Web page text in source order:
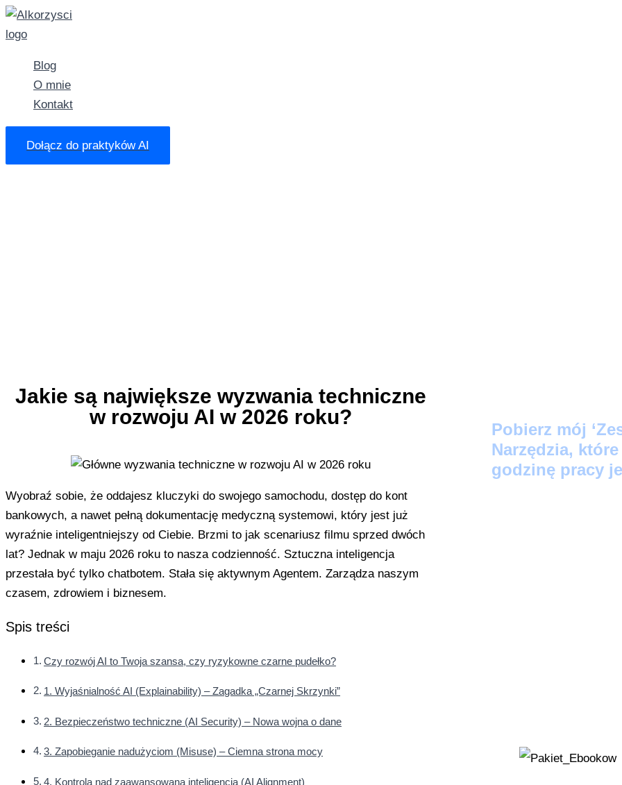
Przejdź
do
Blog
O mnie
Kontakt
Dołącz do praktyków AI
Jakie są największe wyzwania techniczne
w rozwoju AI w 2026 roku?
Wyobraź sobie, że oddajesz kluczyki do swojego samochodu, dostęp do kont
bankowych, a nawet pełną dokumentację medyczną systemowi, który jest już
wyraźnie inteligentniejszy od Ciebie. Brzmi to jak scenariusz filmu sprzed dwóch
lat? Jednak w maju 2026 roku to nasza codzienność. Sztuczna inteligencja
przestała być tylko chatbotem. Stała się aktywnym Agentem. Zarządza naszym
czasem, zdrowiem i biznesem.
Spis treści
Czy rozwój AI to Twoja szansa, czy ryzykowne czarne pudełko?
1. Wyjaśnialność AI (Explainability) – Zagadka „Czarnej Skrzynki”
2. Bezpieczeństwo techniczne (AI Security) – Nowa wojna o dane
3. Zapobieganie nadużyciom (Misuse) – Ciemna strona mocy
4. Kontrola nad zaawansowaną inteligencją (AI Alignment)
Pobierz mój
Narzędzia,
godzinę pracy